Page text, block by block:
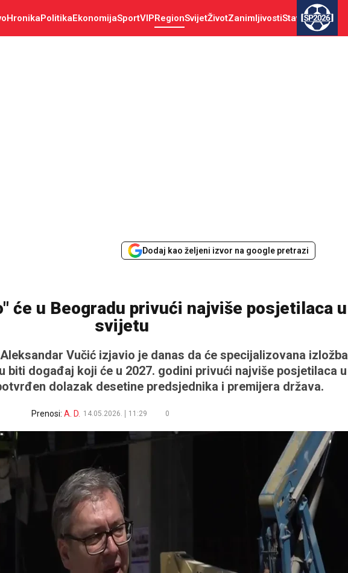
HronikaPolitikaEkonomijaSportVIPRegionSvijetŽivotZanimljivostiStav SP2026
Dodaj kao željeni izvor na google pretrazi
će u Beogradu privući najviše posjetilaca u
svijetu
Vučić izjavio je danas da će specijalizovana izložba
biti događaj koji će u 2027. godini privući najviše posjetilaca u
dolazak desetine predsjednika i premijera država.
Prenosi: A. D. 14.05.2026. 11:29 0